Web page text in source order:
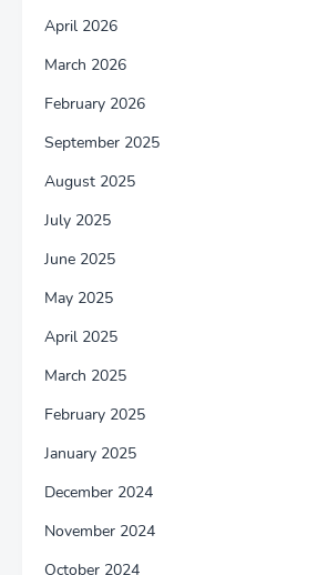
April 2026
March 2026
February 2026
September 2025
August 2025
July 2025
June 2025
May 2025
April 2025
March 2025
February 2025
January 2025
December 2024
November 2024
October 2024